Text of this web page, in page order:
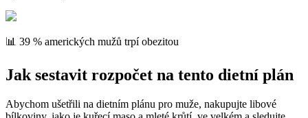
📊 39 % amerických mužů trpí obezitou
Jak sestavit rozpočet na tento dietní plán
Abychom ušetřili na dietním plánu pro muže, nakupujte libové